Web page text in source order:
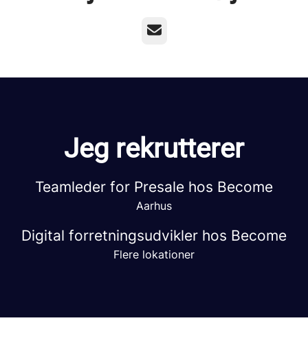
E-mail
Jeg rekrutterer
Teamleder for Presale hos Become
Aarhus
Digital forretningsudvikler hos Become
Flere lokationer